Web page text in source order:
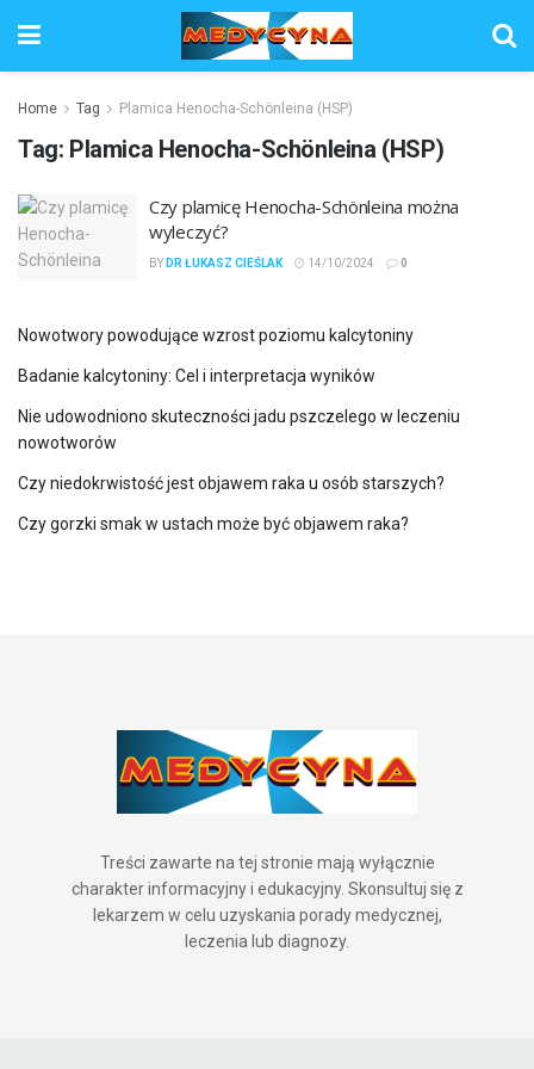
Home Tag Plamica Henocha-Schönleina (HSP)
Tag: Plamica Henocha-Schönleina (HSP)
Czy plamicę Henocha-Schönleina można
wyleczyć?
BY DR ŁUKASZ CIEŚLAK 14/10/2024 0
Nowotwory powodujące wzrost poziomu kalcytoniny
Badanie kalcytoniny: Cel i interpretacja wyników
Nie udowodniono skuteczności jadu pszczelego w leczeniu
nowotworów
Czy niedokrwistość jest objawem raka u osób starszych?
Czy gorzki smak w ustach może być objawem raka?
Treści zawarte na tej stronie mają wyłącznie
charakter informacyjny i edukacyjny. Skonsultuj się z
lekarzem w celu uzyskania porady medycznej,
leczenia lub diagnozy.